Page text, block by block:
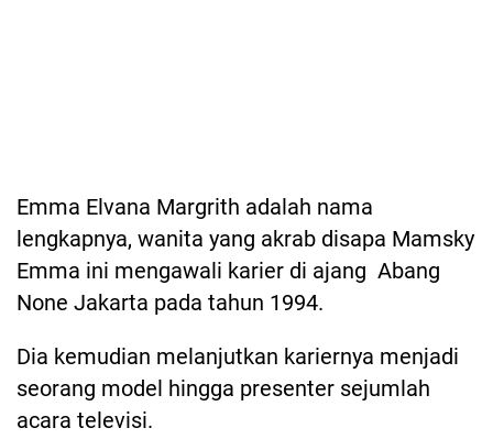
Emma Elvana Margrith adalah nama
lengkapnya, wanita yang akrab disapa Mamsky
Emma ini mengawali karier di ajang Abang
None Jakarta pada tahun 1994.
Dia kemudian melanjutkan kariernya menjadi
seorang model hingga presenter sejumlah
acara televisi.